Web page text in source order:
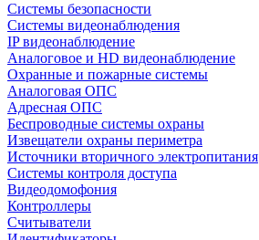
Системы безопасности
Системы видеонаблюдения
IP видеонаблюдение
Аналоговое и HD видеонаблюдение
Охранные и пожарные системы
Аналоговая ОПС
Адресная ОПС
Беспроводные системы охраны
Извещатели охраны периметра
Источники вторичного электропитания
Системы контроля доступа
Видеодомофония
Контроллеры
Считыватели